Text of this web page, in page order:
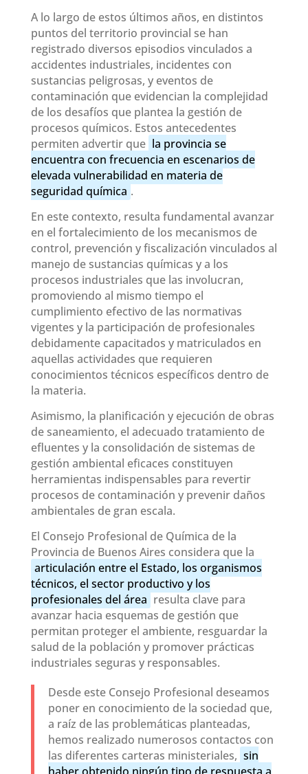
A lo largo de estos últimos años, en distintos
puntos del territorio provincial se han
registrado diversos episodios vinculados a
accidentes industriales, incidentes con
sustancias peligrosas, y eventos de
contaminación que evidencian la complejidad
de los desafíos que plantea la gestión de
procesos químicos. Estos antecedentes
permiten advertir que la provincia se
encuentra con frecuencia en escenarios de
elevada vulnerabilidad en materia de
seguridad química .
En este contexto, resulta fundamental avanzar
en el fortalecimiento de los mecanismos de
control, prevención y fiscalización vinculados al
manejo de sustancias químicas y a los
procesos industriales que las involucran,
promoviendo al mismo tiempo el
cumplimiento efectivo de las normativas
vigentes y la participación de profesionales
debidamente capacitados y matriculados en
aquellas actividades que requieren
conocimientos técnicos específicos dentro de
la materia.
Asimismo, la planificación y ejecución de obras
de saneamiento, el adecuado tratamiento de
efluentes y la consolidación de sistemas de
gestión ambiental eficaces constituyen
herramientas indispensables para revertir
procesos de contaminación y prevenir daños
ambientales de gran escala.
El Consejo Profesional de Química de la
Provincia de Buenos Aires considera que la
articulación entre el Estado, los organismos
técnicos, el sector productivo y los
profesionales del área resulta clave para
avanzar hacia esquemas de gestión que
permitan proteger el ambiente, resguardar la
salud de la población y promover prácticas
industriales seguras y responsables.
Desde este Consejo Profesional deseamos
poner en conocimiento de la sociedad que,
a raíz de las problemáticas planteadas,
hemos realizado numerosos contactos con
las diferentes carteras ministeriales, sin